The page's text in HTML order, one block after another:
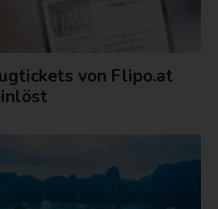
von Flipo.at